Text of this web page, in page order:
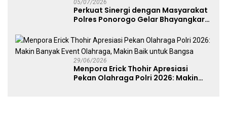
05/07/2026
Perkuat Sinergi dengan Masyarakat
Polres Ponorogo Gelar Bhayangkara
29/06/2026
Menpora Erick Thohir Apresiasi
Pekan Olahraga Polri 2026: Makin